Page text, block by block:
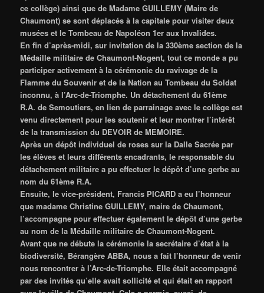
ce collège) ainsi que de Madame GUILLEMY (Maire de
Chaumont) se sont déplacés à la capitale pour visiter deux
musées et le Tombeau de Napoléon 1er aux Invalides.
En fin d’après-midi, sur invitation de la 330ème section de la
Médaille militaire de Chaumont-Nogent, tout ce monde a pu
participer activement à la cérémonie du ravivage de la
Flamme du Souvenir et de la Nation au Tombeau du Soldat
inconnu, à l’Arc-de-Triomphe. Un détachement du 61ème
R.A. de Semoutiers, en lien de parrainage avec le collège est
venu directement pour les soutenir et leur montrer l’intérêt
de la transmission du DEVOIR de MEMOIRE.
Après un dépôt individuel de roses sur la Dalle Sacrée par
les élèves et leurs différents encadrants, le responsable du
détachement militaire a pu effectuer le dépôt d’une gerbe au
nom du 61ème R.A.
Ensuite, le vice-président, Francis PICARD a eu l’honneur
que madame Christine GUILLEMY, maire de Chaumont,
l’accompagne pour effectuer également le dépôt d’une gerbe
au nom de la Médaille militaire de Chaumont-Nogent.
Avant que ne débute la cérémonie la secrétaire d’état à la
biodiversité, Bérangère ABBA, nous a fait l’honneur de venir
nous rencontrer à l’Arc-de-Triomphe. Elle était accompagné
par des invités qu’elle avait sollicité et qui était en rapport